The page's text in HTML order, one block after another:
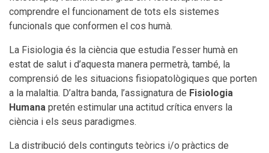
comprendre el funcionament de tots els sistemes
funcionals que conformen el cos humà.
La Fisiologia és la ciència que estudia l’esser humà en
estat de salut i d’aquesta manera permetrà, també, la
comprensió de les situacions fisiopatològiques que porten
a la malaltia. D’altra banda, l’assignatura de Fisiologia
Humana pretén estimular una actitud crítica envers la
ciència i els seus paradigmes.
La distribució dels continguts teòrics i/o pràctics de